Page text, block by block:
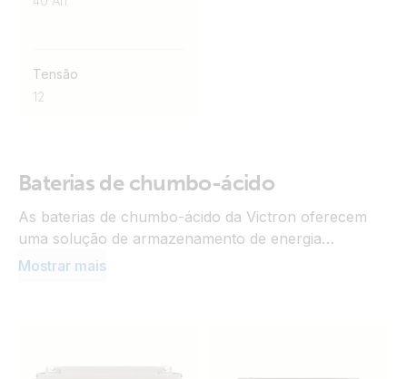
Tensão
12
Baterias de chumbo-ácido
As baterias de chumbo-ácido da Victron oferecem
uma solução de armazenamento de energia
comprovada, robusta e económica. Com um
Gel, proporcionam uma capacidade fiável, baixa
Mostrar mais